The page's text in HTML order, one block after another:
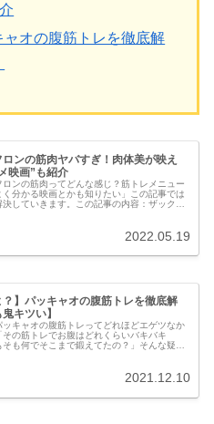
ャオの腹筋トレを徹底解
ンの筋肉ヤバすぎ！肉体美が映え
映画”も紹介
ロンの筋肉ってどんな感じ？筋トレメニュー
く分かる映画とかも知りたい」この記事では
していきます。この記事の内容：ザックエ
2022.05.19
？】パッキャオの腹筋トレを徹底解
キツい】
ッキャオの腹筋トレってどれほどエゲツなか
その筋トレでお腹はどれくらいバキバキ
そも何でそこまで鍛えてたの？」そんな疑問
2021.12.10